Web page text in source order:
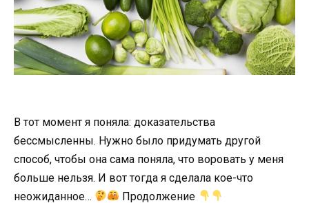
В тот момент я поняла: доказательства
бессмысленны. Нужно было придумать другой
способ, чтобы она сама поняла, что воровать у меня
больше нельзя. И вот тогда я сделала кое-что
неожиданное…
Продолжение